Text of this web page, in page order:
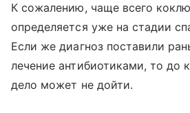
К сожалению, чаще всего
определяется уже на стадии
Если же диагноз поставили
лечение антибиотиками, то до
дело может не дойти.